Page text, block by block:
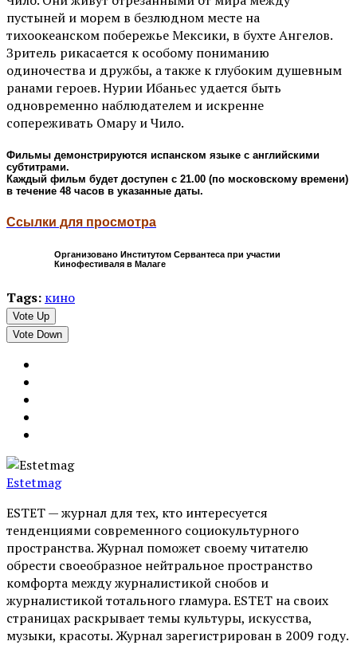
пустыней и морем в безлюдном месте на
тихоокеанском побережье Мексики, в бухте Ангелов.
Зритель рикасается к особому пониманию
одиночества и дружбы, а также к глубоким душевным
ранами героев. Нурии Ибаньес удается быть
одновременно наблюдателем и искренне
сопереживать Омару и Чило.
Фильмы демонстрируются испанском языке с английскими
субтитрами.
Каждый фильм будет доступен с 21.00 (по московскому времени)
в течение 48 часов в указанные даты.
Ссылки для просмотра
Организовано Институтом Сервантеса при участии
Кинофестиваля в Малаге
Tags: кино
Vote Up
Vote Down
Estetmag
ESTET — журнал для тех, кто интересуeтся
тенденциями современного социокультурного
пространства. Журнал поможет своему читателю
обрести своеобразное нейтральное пространство
комфорта между журналистикой снобов и
журналистикой тотального гламура. ESTET на своих
страницах раскрывает темы культуры, искусства,
музыки, красоты. Журнал зарегистрирован в 2009 году.